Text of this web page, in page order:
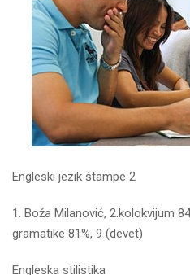
Engleski jezik štampe 2
1. Boža Milanović, 2.kolokvijum
gramatike 81%, 9 (devet)
Engleska stilistika